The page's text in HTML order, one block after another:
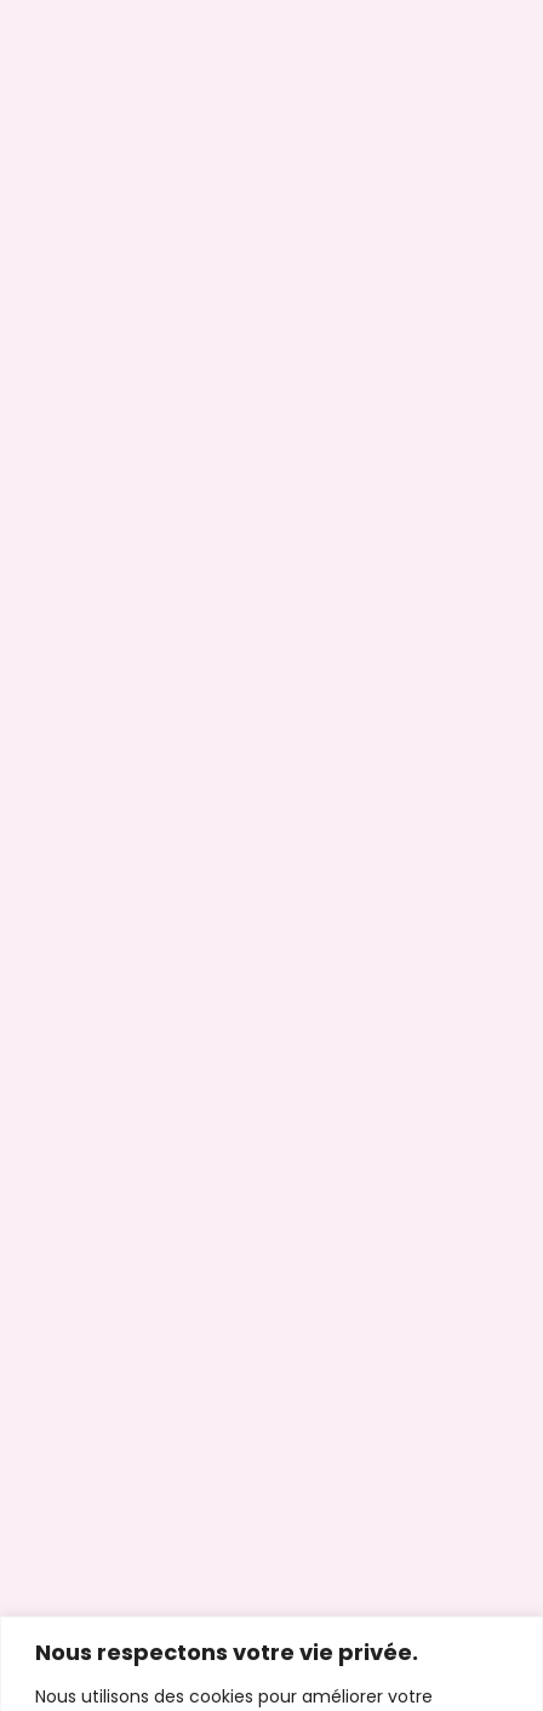
Nous respectons votre vie privée.
Nous utilisons des cookies pour améliorer votre